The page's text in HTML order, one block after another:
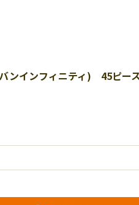
ンインフィニティ) 45ピ